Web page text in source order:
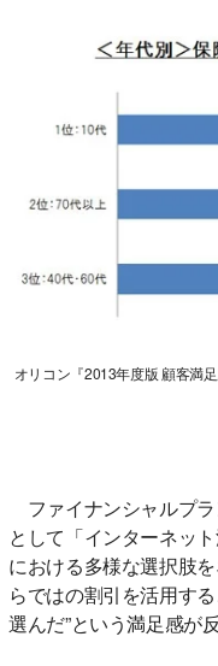
オリコン『2013年度版 顧客満
ファイナンシャルプ
として「インターネッ
における多様な選択肢
らではの割引を活用す
選んだ”という満足感が